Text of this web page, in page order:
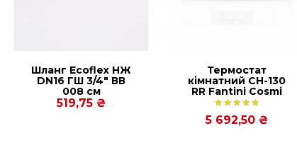
Шланг Еcoflex НЖ
DN16 ГШ 3/4" ВВ
008 см
519,75 ₴
Термостат
кімнатний СН-130
RR Fantini Cosmi
(механічне
управління)
5 692,50 ₴